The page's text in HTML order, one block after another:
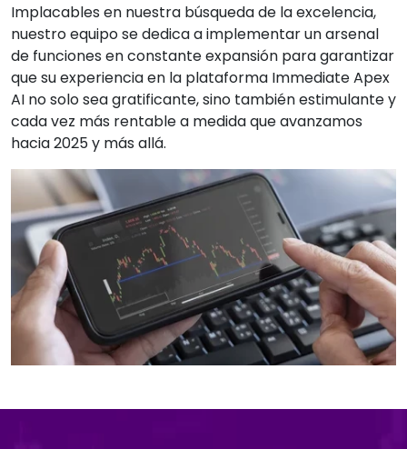
Implacables en nuestra búsqueda de la excelencia,
nuestro equipo se dedica a implementar un arsenal
de funciones en constante expansión para garantizar
que su experiencia en la plataforma Immediate Apex
AI no solo sea gratificante, sino también estimulante y
cada vez más rentable a medida que avanzamos
hacia 2025 y más allá.